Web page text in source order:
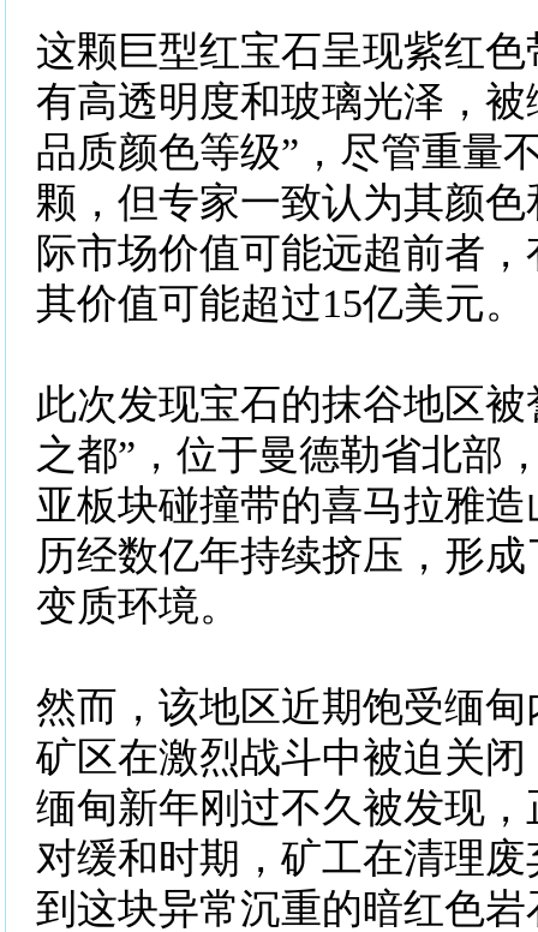
这颗巨型红宝石呈现紫红
有高透明度和玻璃光泽，
品质颜色等级”，尽管重量
颗，但专家一致认为其颜
际市场价值可能远超前者
其价值可能超过15亿美元。
此次发现宝石的抹谷地区
之都”，位于曼德勒省北部
亚板块碰撞带的喜马拉雅
历经数亿年持续挤压，形
变质环境。
然而，该地区近期饱受缅
矿区在激烈战斗中被迫关
缅甸新年刚过不久被发现
对缓和时期，矿工在清理
到这块异常沉重的暗红色